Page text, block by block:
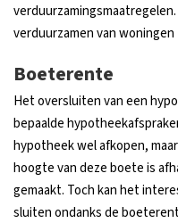
verduurzamen van
Boeterente
Het oversluiten van een
bepaalde
hypotheek wel afkopen,
hoogte van deze boete is
gemaakt. Toch kan het
sluiten ondanks de